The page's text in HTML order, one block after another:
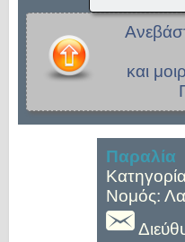
και
Παραλία
Νομός: